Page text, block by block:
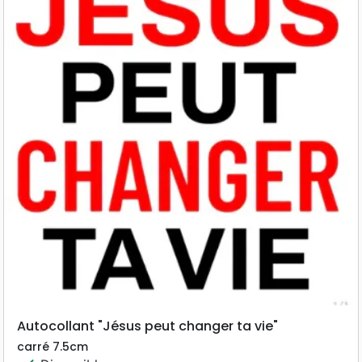
Autocollant "Jésus peut changer ta vie"
carré 7.5cm